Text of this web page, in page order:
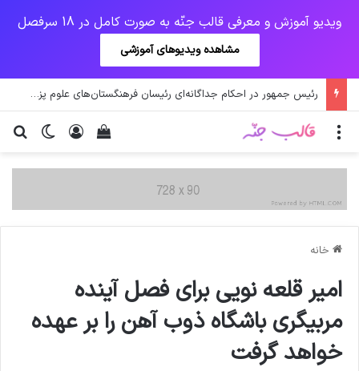
ویدیو آموزش و معرفی قالب جنّه به صورت کامل در 18 سرفصل
مشاهده ویدیوهای آموزشی
رئیس جمهور در احکام جداگانه‌ای رئیسان فرهنگستان‌های علوم پزشکی، علوم و زبان و ادب فارسی را منصوب کرد.
تغییر ورود
دیدن سبد خرید منو
خانه
امیر قلعه نویی برای فصل آینده
مربیگری باشگاه ذوب آهن را بر عهده
خواهد گرفت